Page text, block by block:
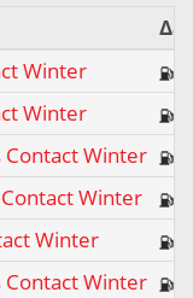
Winter
Winter
Contact Winter
Winter
Winter
Contact Winter